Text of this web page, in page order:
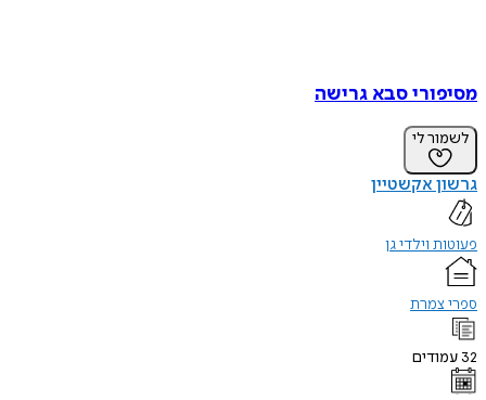
מסיפורי סבא גרישה
לשמור לי
גרשון אקשטיין
פעוטות וילדי גן
ספרי צמרת
32 עמודים